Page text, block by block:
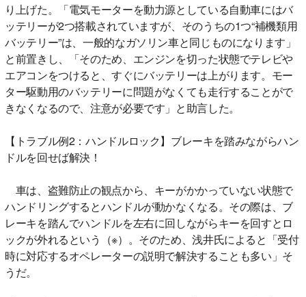
り上げた。「電気モーターを動力源としている自動車にはバ
ッテリーが2つ搭載されていますが、そのうちの1つ“補機類用
バッテリー”は、一般的なガソリン車と同じものになります」
と前置きし、「そのため、エンジンを切った状態でテレビや
エアコンをつけると、すぐにバッテリーは上がります。モー
ター駆動用のバッテリーに問題がなくても走行することがで
きなくなるので、注意が必要です」と助言した。
【トラブル例2：ハンドルロック】ブレーキを踏みながらハン
ドルを回せば解決！
車は、盗難防止の観点から、キーがかかっていない状態で
ハンドリングするとハンドルが動かなくなる。その際は、ブ
レーキを踏んでハンドルを左右に回しながらキーを回すとロ
ックが外れるという（※）。そのため、浅井氏によると「受付
時に対応するオペレーターの説明で解決することも多い」そ
うだ。